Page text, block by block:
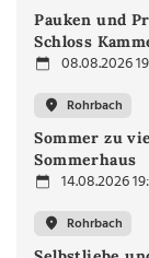
Pauken und
Schloss
08.08.2026
Rohrbach
Sommer zu
Sommerhaus
14.08.2026
Rohrbach